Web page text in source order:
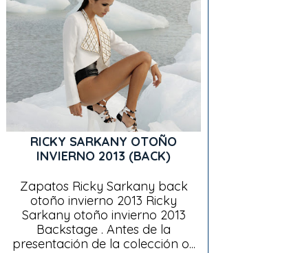
RICKY SARKANY OTOÑO
INVIERNO 2013 (BACK)
Zapatos Ricky Sarkany back
otoño invierno 2013 Ricky
Sarkany otoño invierno 2013
Backstage . Antes de la
presentación de la colección o...